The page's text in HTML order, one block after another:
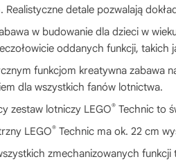
Realistyczne detale pozwalają
w budowanie dla dzieci w
oddanych funkcji,
funkcjom kreatywna zabawa
dla wszystkich fanów lotnictwa.
zestaw lotniczy LEGO® Technic to
LEGO® Technic ma ok. 22 cm
zmechanizowanych